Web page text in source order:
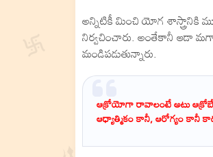
అన్నిటికీ మించి యోగ శాస్త్రానికి
నిర్వచించారు. అంతేకానీ ఆడా
మండిపడుతున్నారు.
ఆక్రోయోగా రావాలంటే అటు
ఆధ్యాత్మికం కానీ, ఆరోగ్యం కానీ